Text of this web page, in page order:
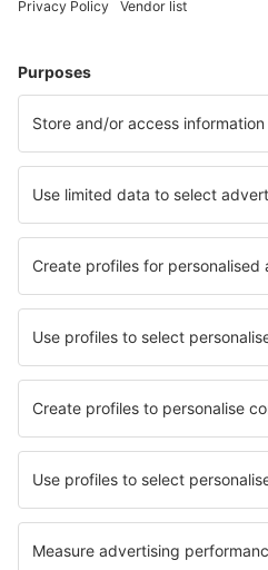
Hotels in Sevierville Hotels in
Hotels in Elkton Hotels in New
Beste hotels - steden
Hotels in Lentillac-du-Causse
Hotels in Geüs-d'Oloron
Hotels in Eich Hotels